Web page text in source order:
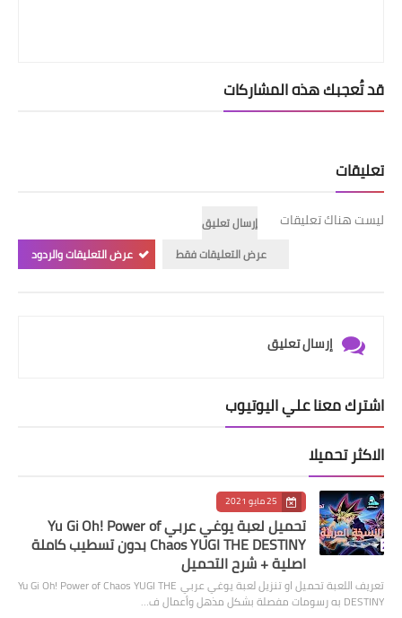
قد تُعجبك هذه المشاركات
تعليقات
ليست هناك تعليقات
إرسال تعليق
عرض التعليقات فقط
عرض التعليقات والردود
إرسال تعليق
اشترك معنا علي اليوتيوب
الاكثر تحميلا
25 مايو 2021
تحميل لعبة يوغي عربي Yu Gi Oh! Power of
Chaos YUGI THE DESTINY بدون تسطيب كاملة
اصلية + شرح التحميل
تعريف اللعبة تحميل او تنزيل لعبة يوغي عربي Yu Gi Oh! Power of Chaos YUGI THE
DESTINY به رسومات مفصلة بشكل مذهل وأعمال ف…